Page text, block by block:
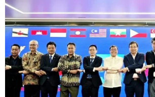
Mỹ phát tín hiệu ủng hộ ổn định
đồng won của Hàn Quốc
05/08/2026 23:26